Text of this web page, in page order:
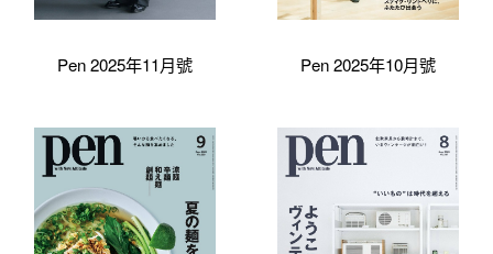
Pen 2025年11月號 Pen 2025年10月號